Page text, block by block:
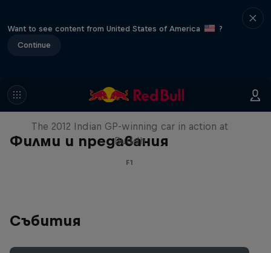
Want to see content from United States of America
?
Continue
Филми и предавания
F1 Car Returns to India
The 2012 Indian GP-winning car in action at
Buddh
F1
Събития